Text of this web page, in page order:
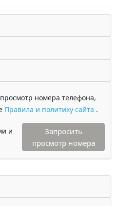
номера телефона,
Правила и политику сайта .
и
Запросить
просмотр номера